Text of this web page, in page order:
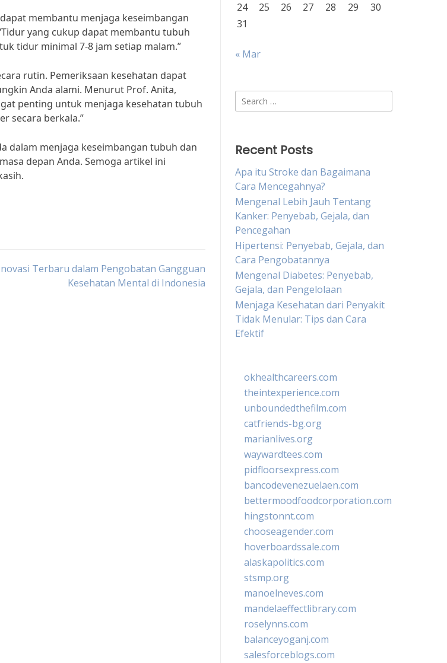
membantu menjaga keseimbangan
yang cukup dapat membantu tubuh
tidur minimal 7-8 jam setiap malam.”
rutin. Pemeriksaan kesehatan dapat
Anda alami. Menurut Prof. Anita,
penting untuk menjaga kesehatan tubuh
secara berkala.”
dalam menjaga keseimbangan tubuh dan
depan Anda. Semoga artikel ini
Terbaru dalam Pengobatan Gangguan
Kesehatan Mental di Indonesia
24
25 26 27 28 29
30
31
« Mar
Search
for:
Recent Posts
Apa itu Stroke dan Bagaimana
Cara Mencegahnya?
Mengenal Lebih Jauh Tentang
Kanker: Penyebab, Gejala, dan
Pencegahan
Hipertensi: Penyebab, Gejala, dan
Cara Pengobatannya
Mengenal Diabetes: Penyebab,
Gejala, dan Pengelolaan
Menjaga Kesehatan dari Penyakit
Tidak Menular: Tips dan Cara
Efektif
okhealthcareers.com
theintexperience.com
unboundedthefilm.com
catfriends-bg.org
marianlives.org
waywardtees.com
pidfloorsexpress.com
bancodevenezuelaen.com
bettermoodfoodcorporation.com
hingstonnt.com
chooseagender.com
hoverboardssale.com
alaskapolitics.com
stsmp.org
manoelneves.com
mandelaeffectlibrary.com
roselynns.com
balanceyoganj.com
salesforceblogs.com